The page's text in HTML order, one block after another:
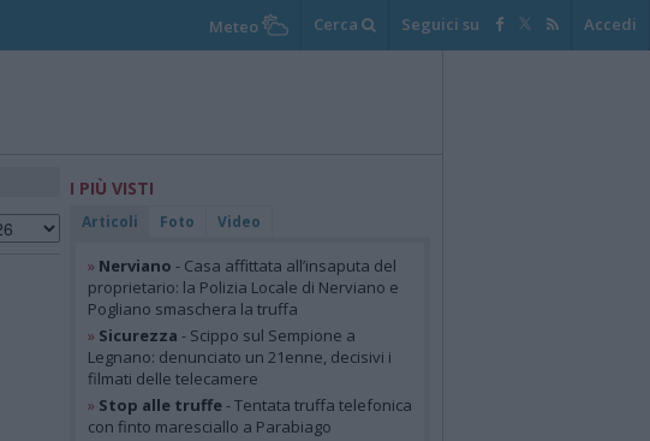
Meteo Cerca Seguici su Accedi
I PIÙ VISTI
Articoli Foto Video
» Nerviano - Casa affittata all’insaputa del
proprietario: la Polizia Locale di Nerviano e
Pogliano smaschera la truffa
» Sicurezza - Scippo sul Sempione a
Legnano: denunciato un 21enne, decisivi i
filmati delle telecamere
» Stop alle truffe- Tentata truffa telefonica
con finto maresciallo a Parabiago